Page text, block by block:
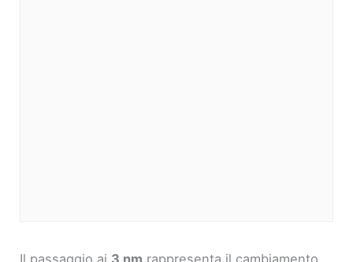
Il passaggio ai 3 nm rappresenta il cambiamento